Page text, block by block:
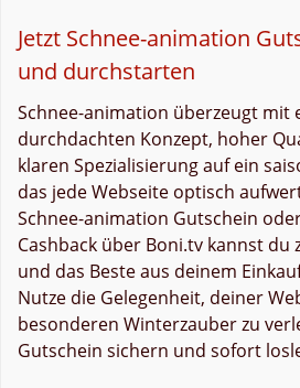
Jetzt Schnee-animation
und durchstarten
Schnee-animation überzeugt mit
durchdachten Konzept, hoher
klaren Spezialisierung auf ein
das jede Webseite optisch
Schnee-animation Gutschein
Cashback über Boni.tv kannst du
und das Beste aus deinem
Nutze die Gelegenheit, deiner
besonderen Winterzauber zu
Gutschein sichern und sofort